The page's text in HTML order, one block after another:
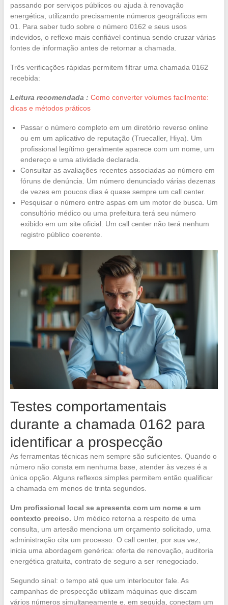
passando por serviços públicos ou ajuda à renovação
energética, utilizando precisamente números geográficos em
01. Para saber tudo sobre o número 0162 e seus usos
indevidos, o reflexo mais confiável continua sendo cruzar várias
fontes de informação antes de retornar a chamada.
Três verificações rápidas permitem filtrar uma chamada 0162
recebida:
Leitura recomendada : Como converter volumes facilmente:
dicas e métodos práticos
Passar o número completo em um diretório reverso online
ou em um aplicativo de reputação (Truecaller, Hiya). Um
profissional legítimo geralmente aparece com um nome, um
endereço e uma atividade declarada.
Consultar as avaliações recentes associadas ao número em
fóruns de denúncia. Um número denunciado várias dezenas
de vezes em poucos dias é quase sempre um call center.
Pesquisar o número entre aspas em um motor de busca. Um
consultório médico ou uma prefeitura terá seu número
exibido em um site oficial. Um call center não terá nenhum
registro público coerente.
Testes comportamentais
durante a chamada 0162 para
identificar a prospecção
As ferramentas técnicas nem sempre são suficientes. Quando o
número não consta em nenhuma base, atender às vezes é a
única opção. Alguns reflexos simples permitem então qualificar
a chamada em menos de trinta segundos.
Um profissional local se apresenta com um nome e um
contexto preciso. Um médico retorna a respeito de uma
consulta, um artesão menciona um orçamento solicitado, uma
administração cita um processo. O call center, por sua vez,
inicia uma abordagem genérica: oferta de renovação, auditoria
energética gratuita, contrato de seguro a ser renegociado.
Segundo sinal: o tempo até que um interlocutor fale. As
campanhas de prospecção utilizam máquinas que discam
vários números simultaneamente e, em seguida, conectam um